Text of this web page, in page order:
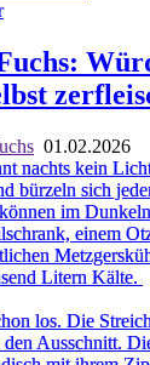
01.02.2026
nachts kein
bürzeln sich
im
einem
Litern Kälte.
los. Die
Ausschnitt.